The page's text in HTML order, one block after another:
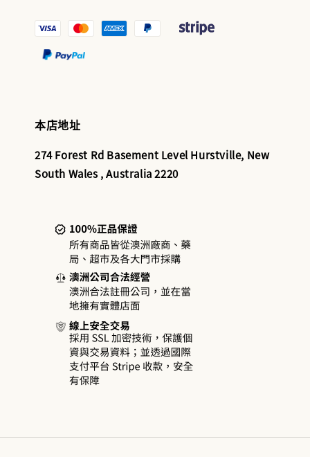
本店地址
274 Forest Rd Basement Level Hurstville, New
South Wales , Australia 2220